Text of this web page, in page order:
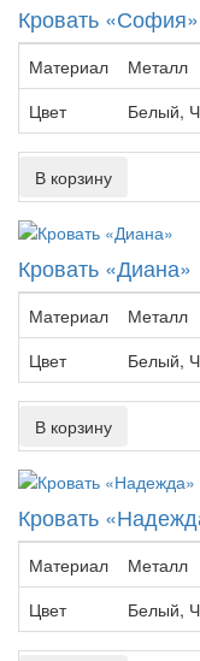
Кровать «София»
Материал
Металл
Цвет
Белый,
В корзину
Кровать «Диана»
Материал
Металл
Цвет
Белый,
В корзину
Кровать
Материал
Металл
Цвет
Белый,